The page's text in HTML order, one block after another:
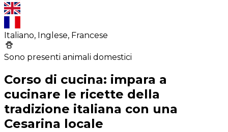
Italiano, Inglese, Francese
Sono presenti animali domestici
Corso di cucina: impara a
cucinare le ricette della
tradizione italiana con una
Cesarina locale